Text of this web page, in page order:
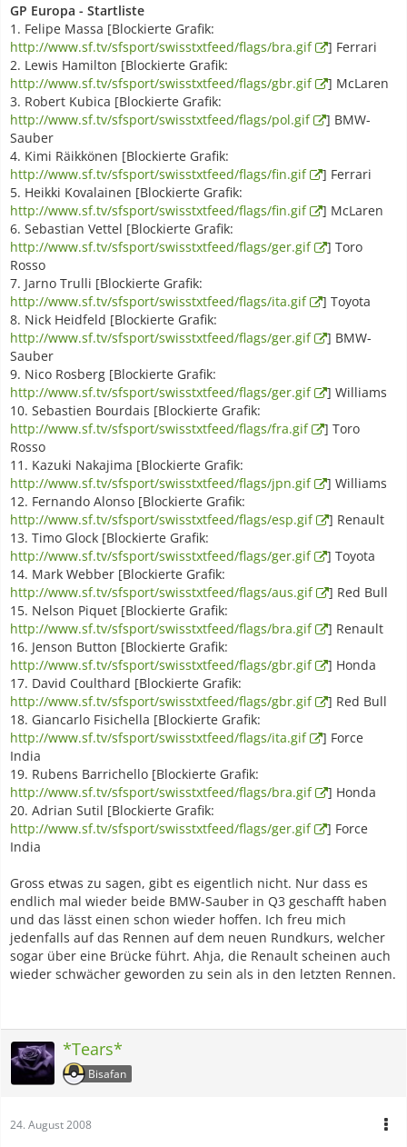
GP Europa - Startliste
1. Felipe Massa [Blockierte Grafik:
http://www.sf.tv/sfsport/swisstxtfeed/flags/bra.gif
] Ferrari
2. Lewis Hamilton [Blockierte Grafik:
http://www.sf.tv/sfsport/swisstxtfeed/flags/gbr.gif
] McLaren
3. Robert Kubica [Blockierte Grafik:
http://www.sf.tv/sfsport/swisstxtfeed/flags/pol.gif
] BMW-
Sauber
4. Kimi Räikkönen [Blockierte Grafik:
http://www.sf.tv/sfsport/swisstxtfeed/flags/fin.gif
] Ferrari
5. Heikki Kovalainen [Blockierte Grafik:
http://www.sf.tv/sfsport/swisstxtfeed/flags/fin.gif
] McLaren
6. Sebastian Vettel [Blockierte Grafik:
http://www.sf.tv/sfsport/swisstxtfeed/flags/ger.gif
] Toro
Rosso
7. Jarno Trulli [Blockierte Grafik:
http://www.sf.tv/sfsport/swisstxtfeed/flags/ita.gif
] Toyota
8. Nick Heidfeld [Blockierte Grafik:
http://www.sf.tv/sfsport/swisstxtfeed/flags/ger.gif
] BMW-
Sauber
9. Nico Rosberg [Blockierte Grafik:
http://www.sf.tv/sfsport/swisstxtfeed/flags/ger.gif
] Williams
10. Sebastien Bourdais [Blockierte Grafik:
http://www.sf.tv/sfsport/swisstxtfeed/flags/fra.gif
] Toro
Rosso
11. Kazuki Nakajima [Blockierte Grafik:
http://www.sf.tv/sfsport/swisstxtfeed/flags/jpn.gif
] Williams
12. Fernando Alonso [Blockierte Grafik:
http://www.sf.tv/sfsport/swisstxtfeed/flags/esp.gif
] Renault
13. Timo Glock [Blockierte Grafik:
http://www.sf.tv/sfsport/swisstxtfeed/flags/ger.gif
] Toyota
14. Mark Webber [Blockierte Grafik:
http://www.sf.tv/sfsport/swisstxtfeed/flags/aus.gif
] Red Bull
15. Nelson Piquet [Blockierte Grafik:
http://www.sf.tv/sfsport/swisstxtfeed/flags/bra.gif
] Renault
16. Jenson Button [Blockierte Grafik:
http://www.sf.tv/sfsport/swisstxtfeed/flags/gbr.gif
] Honda
17. David Coulthard [Blockierte Grafik:
http://www.sf.tv/sfsport/swisstxtfeed/flags/gbr.gif
] Red Bull
18. Giancarlo Fisichella [Blockierte Grafik:
http://www.sf.tv/sfsport/swisstxtfeed/flags/ita.gif
] Force
India
19. Rubens Barrichello [Blockierte Grafik:
http://www.sf.tv/sfsport/swisstxtfeed/flags/bra.gif
] Honda
20. Adrian Sutil [Blockierte Grafik:
http://www.sf.tv/sfsport/swisstxtfeed/flags/ger.gif
] Force
India
Gross etwas zu sagen, gibt es eigentlich nicht. Nur dass es
endlich mal wieder beide BMW-Sauber in Q3 geschafft haben
und das lässt einen schon wieder hoffen. Ich freu mich
jedenfalls auf das Rennen auf dem neuen Rundkurs, welcher
sogar über eine Brücke führt. Ahja, die Renault scheinen auch
wieder schwächer geworden zu sein als in den letzten Rennen.
*Tears*
Bisafan
24. August 2008